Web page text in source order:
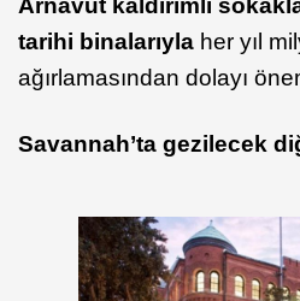
Arnavut kaldırımlı
tarihi binalarıyla her yıl
ağırlamasından dolayı
Savannah’ta gezilecek